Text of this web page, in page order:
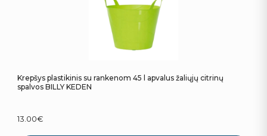
Krepšys plastikinis su rankenom 45 l apvalus žaliųjų citrinų
spalvos BILLY KEDEN
13.00€